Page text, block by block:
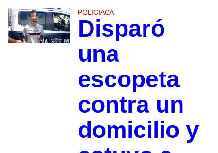
POLICIACA
Disparó
una
escopeta
contra un
domicilio y